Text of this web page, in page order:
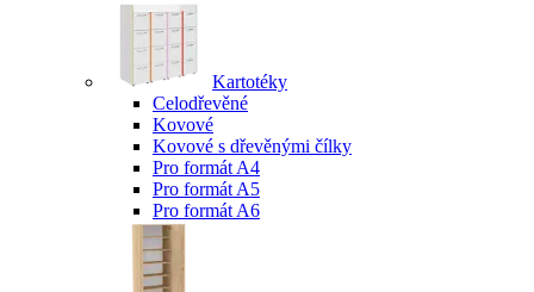
Kartotéky
Celodřevěné
Kovové
Kovové s dřevěnými čílky
Pro formát A4
Pro formát A5
Pro formát A6